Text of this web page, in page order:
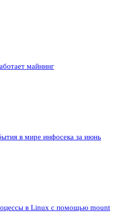
майнинг
в мире инфосека за июнь
в Linux c помощью mount